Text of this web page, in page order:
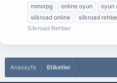
mmorpg
online oyun oyun
silkroad online
silkroad
Silkroad Rehber
Anasayfa Etiketler